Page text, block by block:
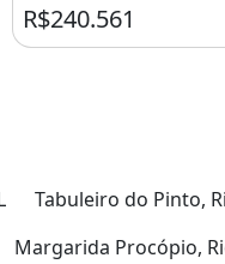
R$240.561
Tabuleiro do Pinto,
Margarida Procópio,